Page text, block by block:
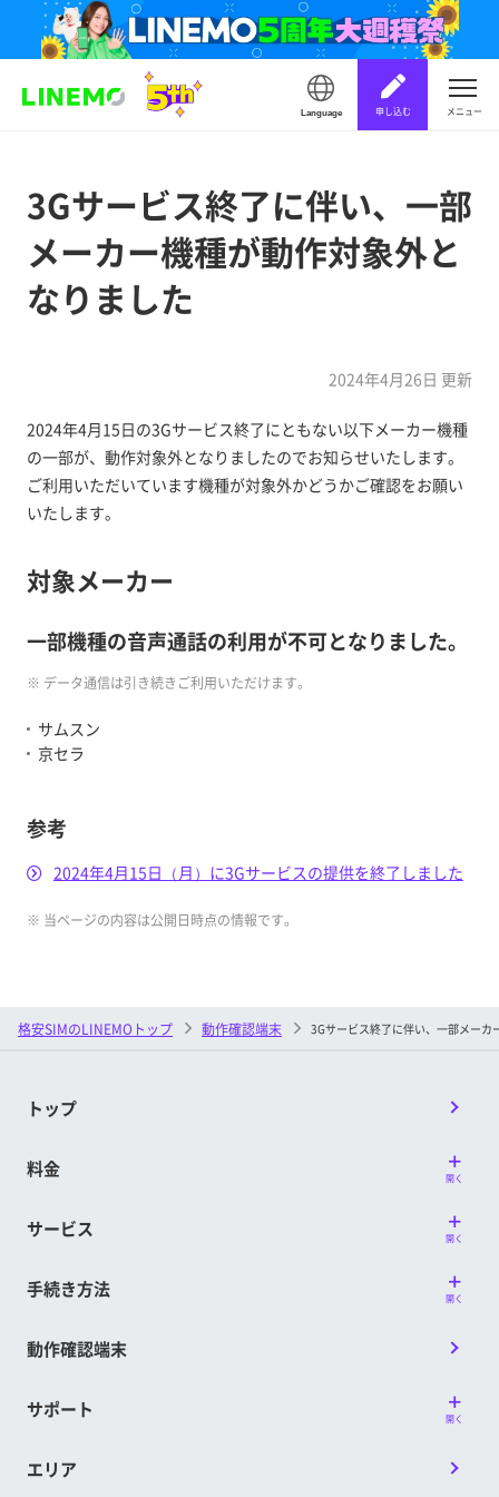
Language 申し込む メニュー
3Gサービス終了に伴い、一部
メーカー機種が動作対象外と
なりました
2024年4月26日 更新
2024年4月15日の3Gサービス終了にともない以下メーカー機種
の一部が、動作対象外となりましたのでお知らせいたします。
ご利用いただいています機種が対象外かどうかご確認をお願い
いたします。
対象メーカー
一部機種の音声通話の利用が不可となりました。
※ データ通信は引き続きご利用いただけます。
サムスン
京セラ
参考
2024年4月15日（月）に3Gサービスの提供を終了しました
※ 当ページの内容は公開日時点の情報です。
格安SIMのLINEMOトップ 動作確認端末 3Gサービス終了に伴い、一部メーカ
トップ
料金 開く
サービス 開く
手続き方法 開く
動作確認端末
サポート 開く
エリア